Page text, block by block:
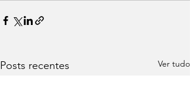
Posts recentes Ver tudo